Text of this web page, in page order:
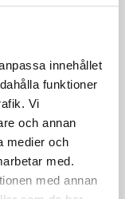
innehållet
funktioner
Vi
och annan
medier och
med.
med annan